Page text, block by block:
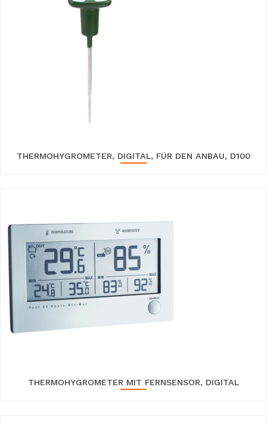
THERMOHYGROMETER, DIGITAL, FÜR DEN ANBAU, D100
THERMOHYGROMETER MIT FERNSENSOR, DIGITAL